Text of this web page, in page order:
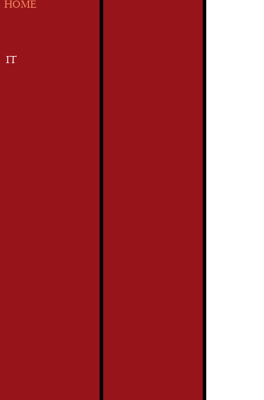
HOME
IT